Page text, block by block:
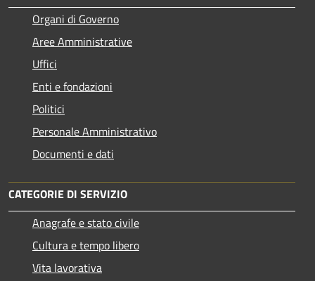
Organi di Governo
Aree Amministrative
Uffici
Enti e fondazioni
Politici
Personale Amministrativo
Documenti e dati
CATEGORIE DI SERVIZIO
Anagrafe e stato civile
Cultura e tempo libero
Vita lavorativa